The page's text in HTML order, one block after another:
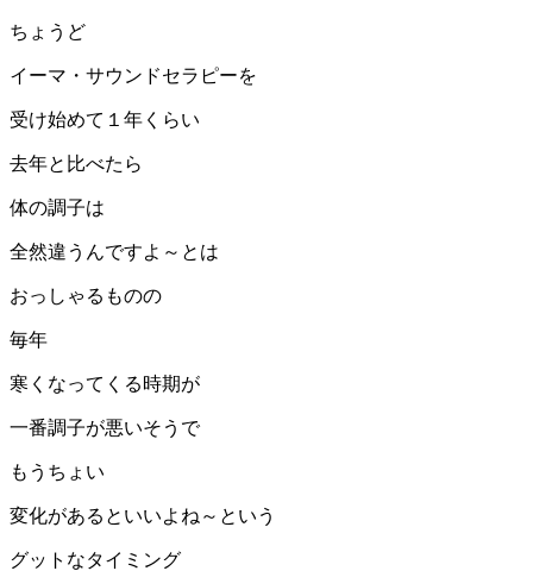
ちょうど
イーマ・サウンドセラピーを
受け始めて１年くらい
去年と比べたら
体の調子は
全然違うんですよ～とは
おっしゃるものの
毎年
寒くなってくる時期が
一番調子が悪いそうで
もうちょい
変化があるといいよね～という
グットなタイミング